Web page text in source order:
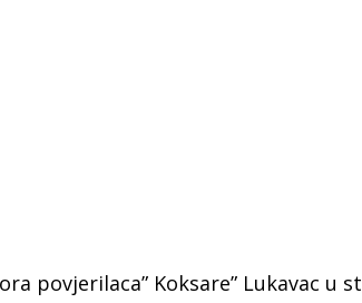
povjerilaca” Koksare” Lukavac u